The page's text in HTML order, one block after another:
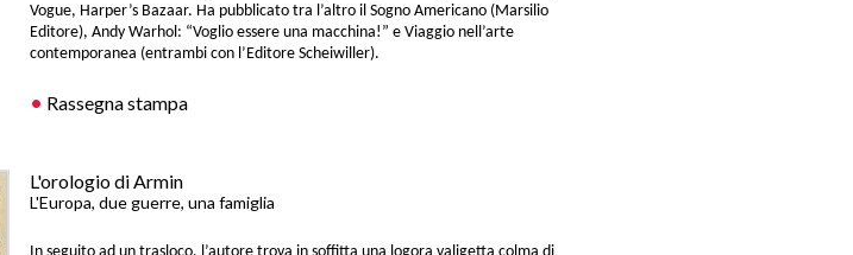
Vogue, Harper’s Bazaar. Ha pubblicato tra l’altro il Sogno Americano (Marsilio
Editore), Andy Warhol: “Voglio essere una macchina!” e Viaggio nell’arte
contemporanea (entrambi con l’Editore Scheiwiller).
Rassegna stampa
L'orologio di Armin
L'Europa, due guerre, una famiglia